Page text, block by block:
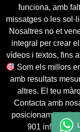
funciona, amb
missatges o les
Nosaltres no et
integral per crear
vídeos i textos, fins
Som els millors
amb resultats
altres. El teu
Contacta amb
posicionament
901